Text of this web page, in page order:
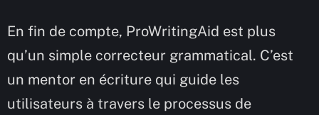
En fin de compte, ProWritingAid est plus
qu’un simple correcteur grammatical. C’est
un mentor en écriture qui guide les
utilisateurs à travers le processus de